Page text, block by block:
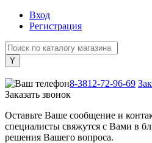
Вход
Регистрация
8-3812-72-96-69
Заказать звонок
Оставьте Ваше сообщение и
специалисты свяжутся с Вами в
решения Вашего вопроса.